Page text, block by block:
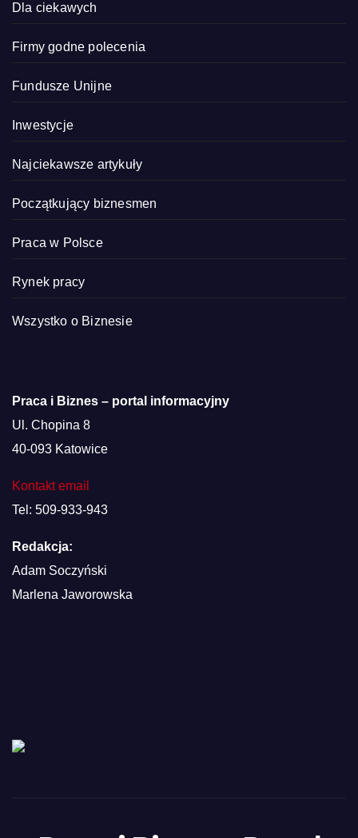
Dla ciekawych
Firmy godne polecenia
Fundusze Unijne
Inwestycje
Najciekawsze artykuły
Początkujący biznesmen
Praca w Polsce
Rynek pracy
Wszystko o Biznesie
Praca i Biznes – portal informacyjny
Ul. Chopina 8
40-093 Katowice
Kontakt email
Tel: 509-933-943
Redakcja:
Adam Soczyński
Marlena Jaworowska